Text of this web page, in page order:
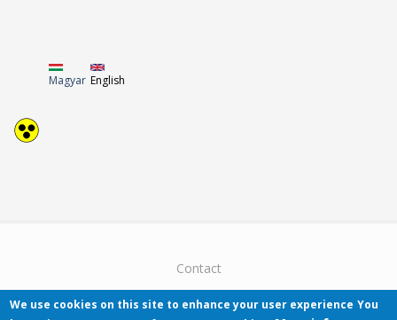
Magyar English
Contact
We use cookies on this site to enhance your user experience You